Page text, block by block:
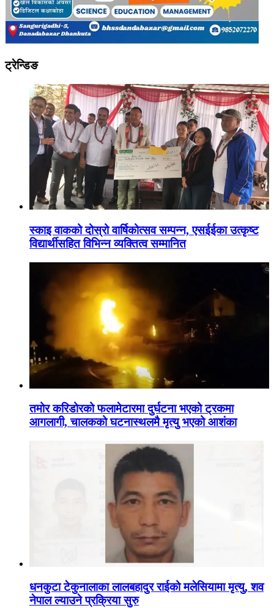
ट्रेन्डिङ
स्काइ वाकको दोस्रो वार्षिकोत्सव सम्पन्न, एसईईका उत्कृष्ट
विद्यार्थीसहित विभिन्न व्यक्तित्व सम्मानित
तमोर करिडोरको फलामेटारमा दुर्घटना भएको ट्रकमा
आगलागी, चालकको घटनास्थलमै मृत्यु भएको आशंका
धनकुटा टेकुनालाका लालबहादुर राईको मलेसियामा मृत्यु, शव
नेपाल ल्याउने प्रक्रिया सुरु